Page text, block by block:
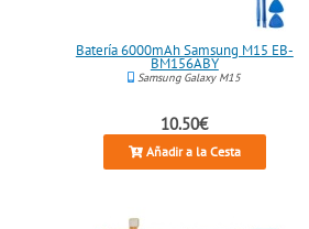
Batería 6000mAh Samsung M15 EB-
BM156ABY
Samsung Galaxy M15
10.50€
Añadir a la Cesta